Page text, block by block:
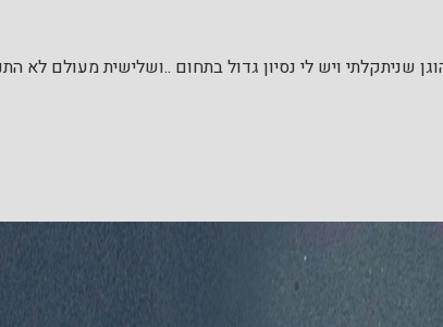
שניתקלתי ויש לי נסיון גדול בתחום ..ושלישית מעולם לא